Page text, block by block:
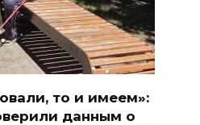
то и имеем»:
данным о